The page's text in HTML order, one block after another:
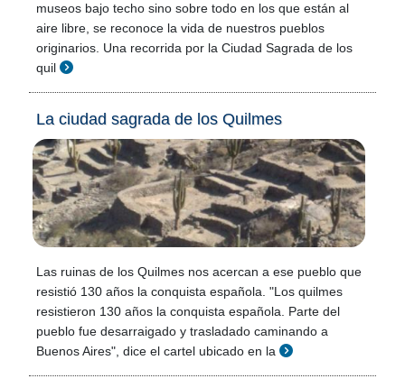
museos bajo techo sino sobre todo en los que están al
aire libre, se reconoce la vida de nuestros pueblos
originarios. Una recorrida por la Ciudad Sagrada de los
quil
La ciudad sagrada de los Quilmes
Las ruinas de los Quilmes nos acercan a ese pueblo que
resistió 130 años la conquista española. "Los quilmes
resistieron 130 años la conquista española. Parte del
pueblo fue desarraigado y trasladado caminando a
Buenos Aires", dice el cartel ubicado en la